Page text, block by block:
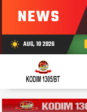
NEWS
wb_sunny AUG, 10 2026